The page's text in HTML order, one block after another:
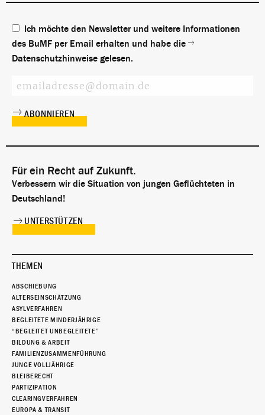
Ich möchte den Newsletter und weitere Informationen
des BuMF per Email erhalten und habe die
Datenschutzhinweise gelesen.
Für ein Recht auf Zukunft.
Verbessern wir die Situation von jungen Geflüchteten in
Deutschland!
UNTERSTÜTZEN
THEMEN
ABSCHIEBUNG
ALTERSEINSCHÄTZUNG
ASYLVERFAHREN
BEGLEITETE MINDERJÄHRIGE
“BEGLEITET UNBEGLEITETE”
BILDUNG & ARBEIT
FAMILIENZUSAMMENFÜHRUNG
JUNGE VOLLJÄHRIGE
BLEIBERECHT
PARTIZIPATION
CLEARINGVERFAHREN
EUROPA & TRANSIT